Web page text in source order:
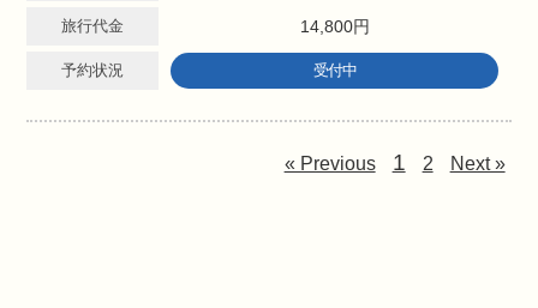
旅行代金 14,800円
予約状況 受付中
« Previous 1 2 Next »